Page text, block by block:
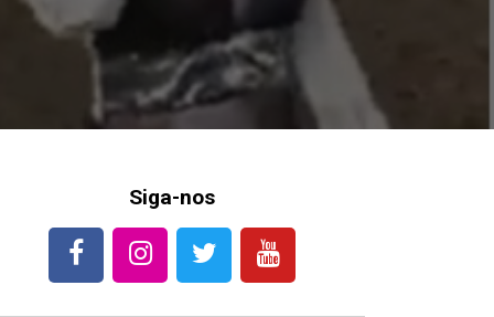
Siga-nos